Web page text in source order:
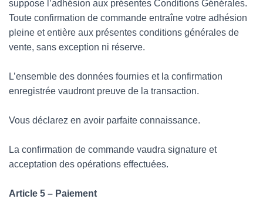
suppose l’adhésion aux présentes Conditions Générales.
Toute confirmation de commande entraîne votre adhésion
pleine et entière aux présentes conditions générales de
vente, sans exception ni réserve.
L’ensemble des données fournies et la confirmation
enregistrée vaudront preuve de la transaction.
Vous déclarez en avoir parfaite connaissance.
La confirmation de commande vaudra signature et
acceptation des opérations effectuées.
Article 5 – Paiement